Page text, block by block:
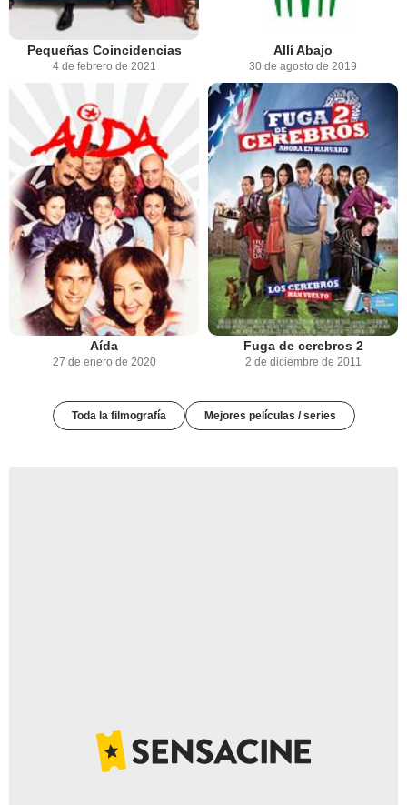
Pequeñas Coincidencias
4 de febrero de 2021
Allí Abajo
30 de agosto de 2019
Aída
27 de enero de 2020
Fuga de cerebros 2
2 de diciembre de 2011
Toda la filmografía Mejores películas / series